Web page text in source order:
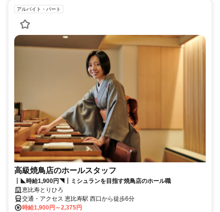
アルバイト・パート
高級焼鳥店のホールスタッフ
┋◣時給1,900円◥┋ミシュランを目指す焼鳥店のホール職
恵比寿とりひろ
交通・アクセス 恵比寿駅 西口から徒歩6分
時給1,900円～2,375円